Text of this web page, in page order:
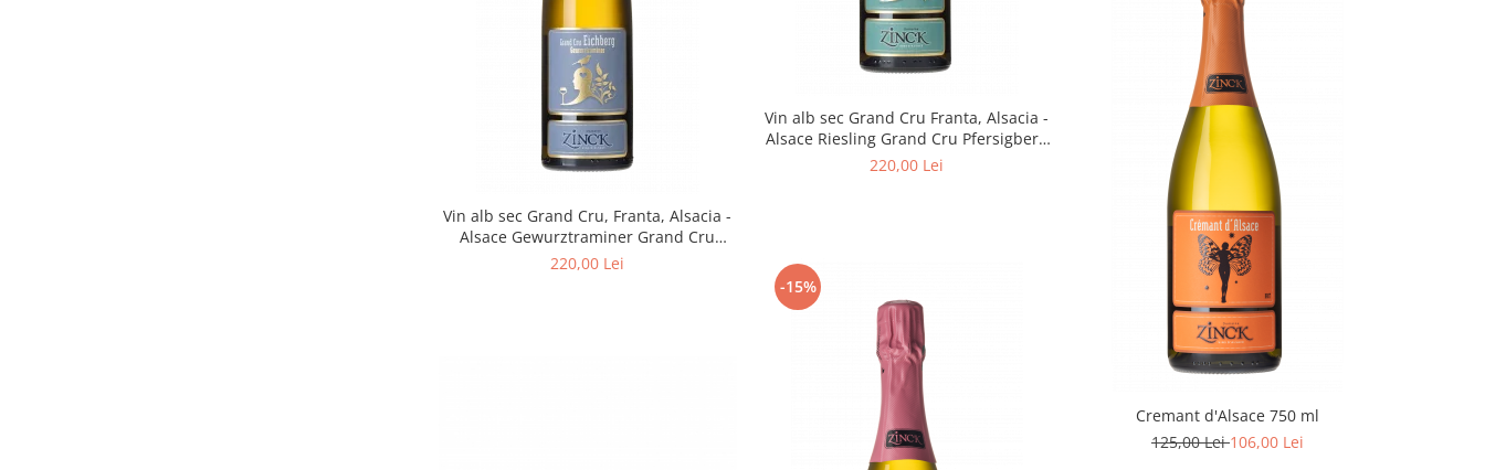
Vin alb sec Grand Cru Franta, Alsacia -
Alsace Riesling Grand Cru Pfersigberg
2017 750 ml Philippe Zinck - Domaine
220,00 Lei
Vin alb sec Grand Cru, Franta, Alsacia -
Alsace Gewurztraminer Grand Cru
Eichberg 2019 -Philippe Zinck -
220,00 Lei
Cremant d'Alsace 750 ml
125,00 Lei106,00 Lei
-15%